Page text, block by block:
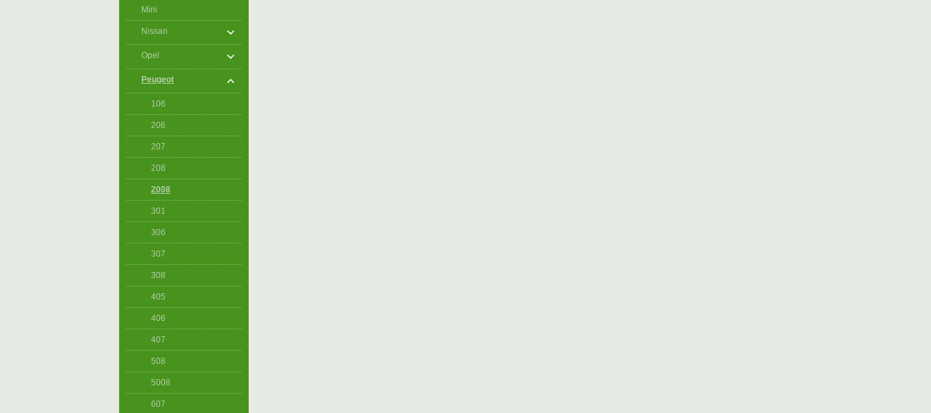
Mini
Nissan
Opel
Peugeot
106
206
207
208
2008
301
306
307
308
405
406
407
508
5008
607